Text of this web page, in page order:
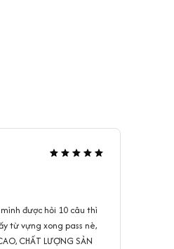
được hỏi 10 câu thì
từ vựng xong pass nè,
CHẤT LƯỢNG SẢN